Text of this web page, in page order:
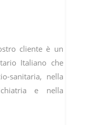
cliente è un
Italiano che
sanitaria, nella
e nella